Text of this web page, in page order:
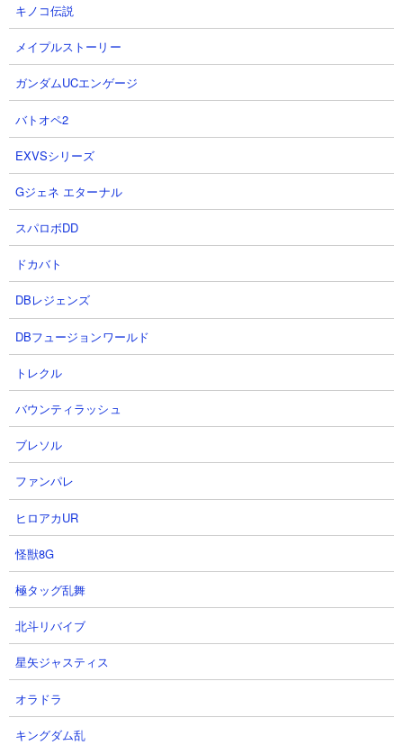
１．蒼き本能の秘境 ニャンピューター完全放置攻
略
【出撃メンバー】
【攻略概要】
「ニャンピューターラボ」さんの攻略動画です。サテライト、ム
キあし、キュウべぇ、チャッソ、ギガボルトの5種のみを使ったニ
ャンピューター放置での攻略です。キャプテン・モグーの攻撃を
意に介さないギガボルトが安定して敵の前線の動きを止めるので
かなり安定感があります。ギガボルトの対エイリアン処理能力の
高さをまじまじと実感できる攻略ですね。
２．蒼き本能の秘境 ムキあし3種を使った無課金
攻略
【出撃メンバー】
キノコ伝説
メイプルストーリー
ガンダムUCエンゲージ
バトオペ2
EXVSシリーズ
Gジェネ エターナル
スパロボDD
ドカバト
DBレジェンズ
DBフュージョンワールド
トレクル
バウンティラッシュ
ブレソル
ファンパレ
ヒロアカUR
怪獣8G
極タッグ乱舞
北斗リバイブ
星矢ジャスティス
オラドラ
キングダム乱